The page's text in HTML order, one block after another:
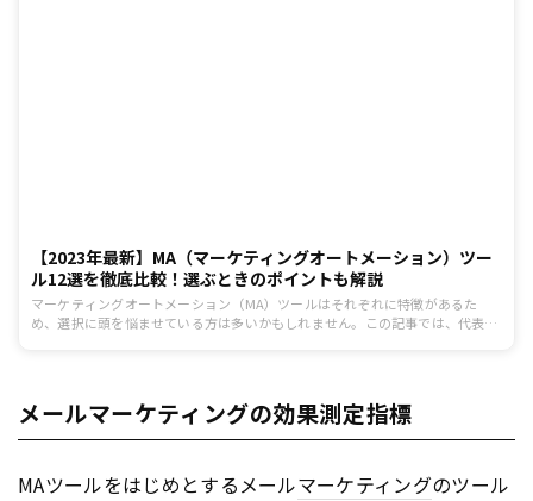
【2023年最新】MA（マーケティングオートメーション）ツー
ル12選を徹底比較！選ぶときのポイントも解説
マーケティングオートメーション（MA）ツールはそれぞれに特徴があるた
め、選択に頭を悩ませている方は多いかもしれません。この記事では、代表的
メールマーケティングの効果測定指標
MAツールをはじめとするメールマーケティングのツール